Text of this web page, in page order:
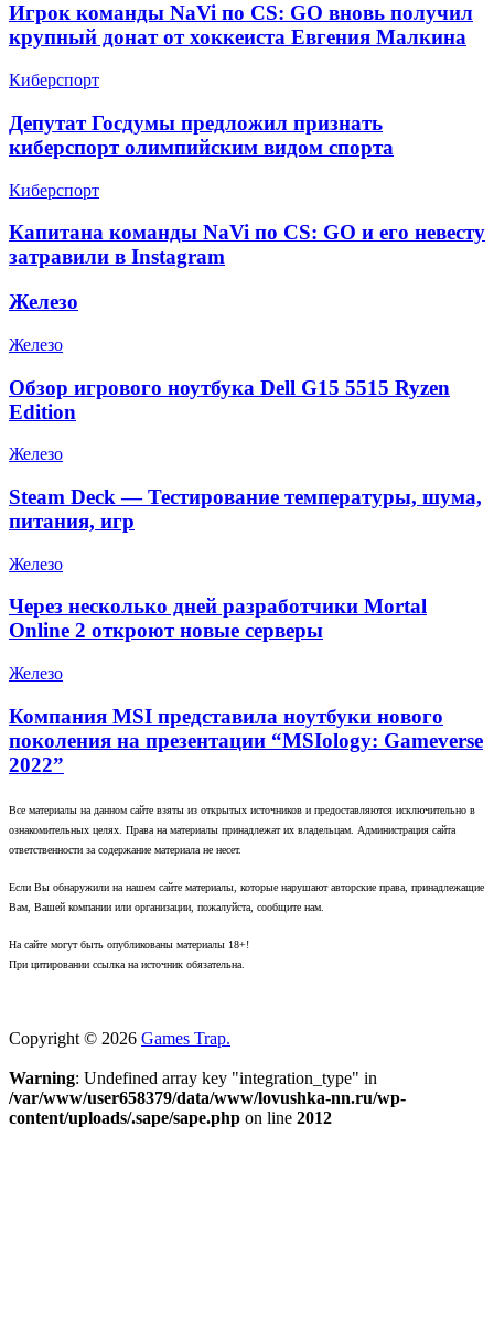
Игрок команды NaVi по CS: GO вновь получил
крупный донат от хоккеиста Евгения Малкина
Киберспорт
Депутат Госдумы предложил признать
киберспорт олимпийским видом спорта
Киберспорт
Капитана команды NaVi по CS: GO и его невесту
затравили в Instagram
Железо
Железо
Обзор игрового ноутбука Dell G15 5515 Ryzen
Edition
Железо
Steam Deck — Тестирование температуры, шума,
питания, игр
Железо
Через несколько дней разработчики Mortal
Online 2 откроют новые серверы
Железо
Компания MSI представила ноутбуки нового
поколения на презентации “MSIology: Gameverse
2022”
Все материалы на данном сайте взяты из открытых источников и предоставляются исключительно в
ознакомительных целях. Права на материалы принадлежат их владельцам. Администрация сайта
ответственности за содержание материала не несет.
Если Вы обнаружили на нашем сайте материалы, которые нарушают авторские права, принадлежащие
Вам, Вашей компании или организации, пожалуйста, сообщите нам.
На сайте могут быть опубликованы материалы 18+!
При цитировании ссылка на источник обязательна.
Copyright © 2026 Games Trap.
Warning: Undefined array key "integration_type" in
/var/www/user658379/data/www/lovushka-nn.ru/wp-
content/uploads/.sape/sape.php on line 2012